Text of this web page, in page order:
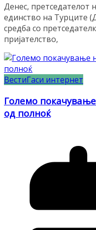
Денес,
единство на Турците
средба со
пријателство,
ВестиГаси интернет
Големо
од полноќ